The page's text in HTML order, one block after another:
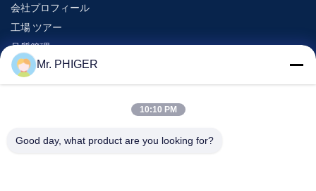
会社プロフィール
工場 ツアー
品質管理
地図
連絡 ください
イベント
Mr. PHIGER
10:10 PM
Good day, what product are you looking for?